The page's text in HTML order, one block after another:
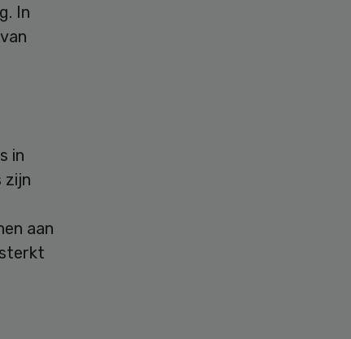
In
in
zijn
aan